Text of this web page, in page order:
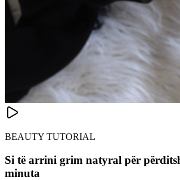
BEAUTY TUTORIAL
Si të arrini grim natyral për
minuta